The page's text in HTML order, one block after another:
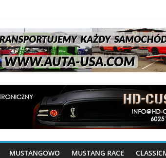
MUSTANGOWO MUSTANG RACE